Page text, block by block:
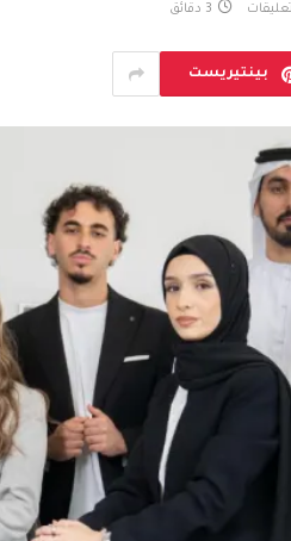
3 دقائق
بينتيريست